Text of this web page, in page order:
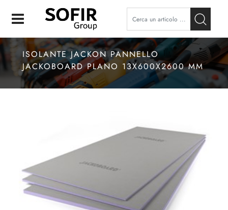
ISOLANTE JACKON PANNELLO
JACKOBOARD PLANO 13X600X2600 MM